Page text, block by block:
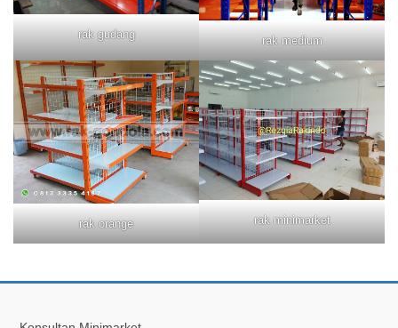
rak gudang rak medium
rak orange rak minimarket